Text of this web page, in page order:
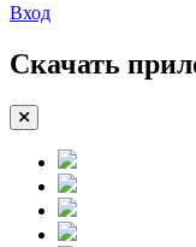
Вход
Скачать